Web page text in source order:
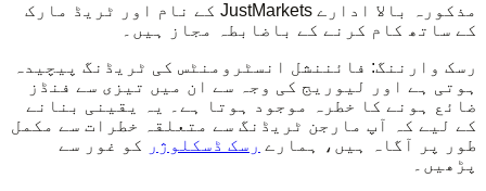
مذکورہ بالا ادارے JustMarkets کے نام اور ٹریڈ مارک
کے ساتھ کام کرنے کے باضابطہ مجاز ہیں۔
رسک وارننگ: فائننشل انسٹرومنٹس کی ٹریڈنگ پیچیدہ
ہوتی ہے اور لیوریج کی وجہ سے ان میں تیزی سے فنڈز
ضائع ہونے کا خطرہ موجود ہوتا ہے۔ یہ یقینی بنانے
کے لیے کہ آپ مارجن ٹریڈنگ سے متعلقہ خطرات سے مکمل
طور پر آگاہ ہیں، ہمارے رسک ڈسکلوژر
کو غور سے
پڑھیں۔